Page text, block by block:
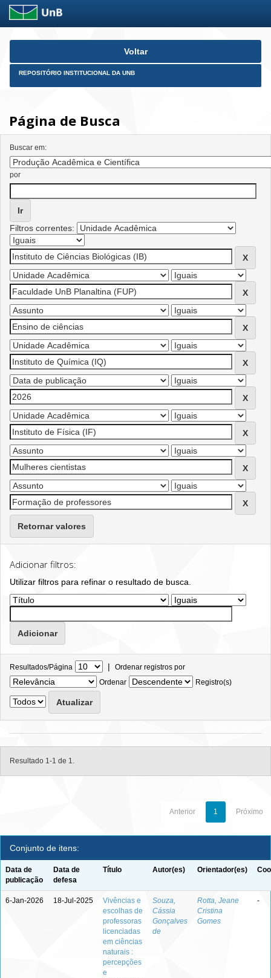
Skip
Voltar
REPOSITÓRIO INSTITUCIONAL DA UNB
Página de Busca
Buscar em:
por
Filtros correntes:
Retornar valores
Adicionar filtros:
Utilizar filtros para refinar o resultado de busca.
Resultados/Página | Ordenar registros por
Ordenar
Registro(s)
Resultado 1-1 de 1.
Anterior 1 Próximo
Conjunto de itens:
Data de
publicação
Data de
defesa
Título Autor(es) Orientador(es)
6-Jan-2026 18-Jul-2025
Vivências e
escolhas de
professoras
licenciadas
em ciências
naturais :
percepções
e
Souza,
Cássia
Gonçalves
de
Rotta, Jeane
Cristina
Gomes
-